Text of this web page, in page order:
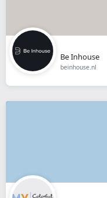
Be Inhouse
beinhouse.nl